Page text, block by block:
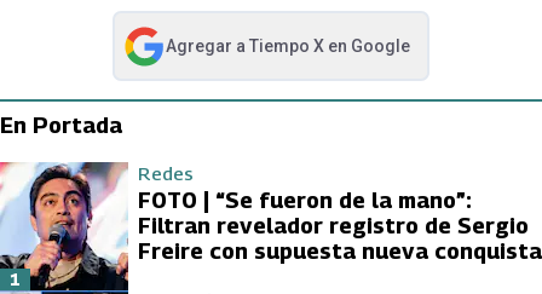
Agregar a Tiempo Xen Google
abre en nueva pestaña
En Portada
Redes
FOTO | “Se fueron de la mano”:
Filtran revelador registro de Sergio
Freire con supuesta nueva conquista
1